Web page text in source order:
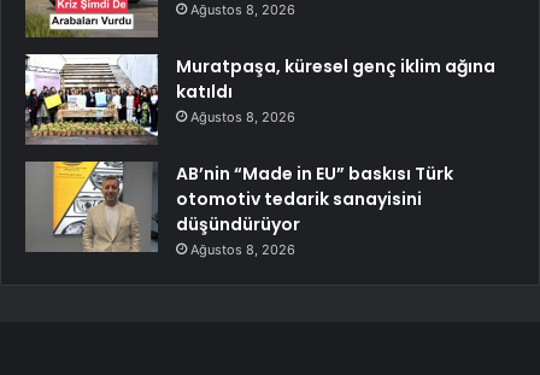
Ağustos 8, 2026
Muratpaşa, küresel genç iklim ağına
katıldı
Ağustos 8, 2026
AB’nin “Made in EU” baskısı Türk
otomotiv tedarik sanayisini
düşündürüyor
Ağustos 8, 2026